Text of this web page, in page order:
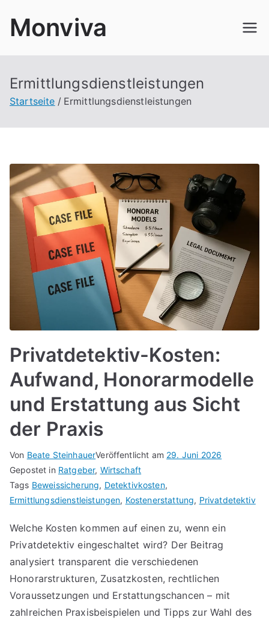
InhaltMonviva
Ermittlungsdienstleistungen
Startseite Ermittlungsdienstleistungen
Privatdetektiv-Kosten:
Aufwand, Honorarmodelle
und Erstattung aus Sicht
der Praxis
Von Beate SteinhauerVeröffentlicht am 29. Juni 2026
Gepostet in Ratgeber, Wirtschaft
Tags Beweissicherung, Detektivkosten,
Ermittlungsdienstleistungen, Kostenerstattung, Privatdetektiv
Welche Kosten kommen auf einen zu, wenn ein
Privatdetektiv eingeschaltet wird? Der Beitrag
analysiert transparent die verschiedenen
Honorarstrukturen, Zusatzkosten, rechtlichen
Voraussetzungen und Erstattungschancen – mit
zahlreichen Praxisbeispielen und Tipps zur Wahl des